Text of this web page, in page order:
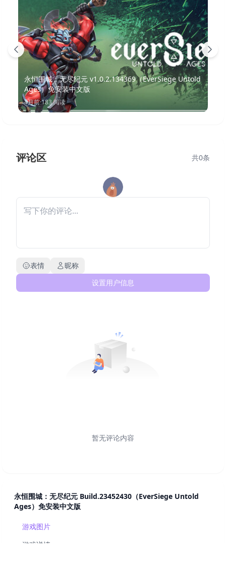
永恒围城：无尽纪元 v1.0.2.134369（EverSiege Untold
Ages）免安装中文版
4月前·183阅读
评论区 共0条
表情
昵称
设置用户信息
暂无评论内容
永恒围城：无尽纪元 Build.23452430（EverSiege Untold
Ages）免安装中文版
游戏图片
游戏详情